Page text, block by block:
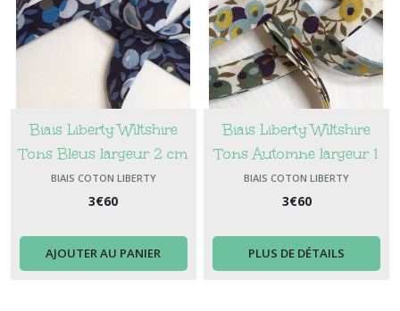
Biais Liberty Wiltshire
Tons Bleus largeur 2 cm
BIAIS COTON LIBERTY
3€60
AJOUTER AU PANIER
Biais Liberty Wiltshire
Tons Automne largeur 1
cm
BIAIS COTON LIBERTY
3€60
PLUS DE DÉTAILS